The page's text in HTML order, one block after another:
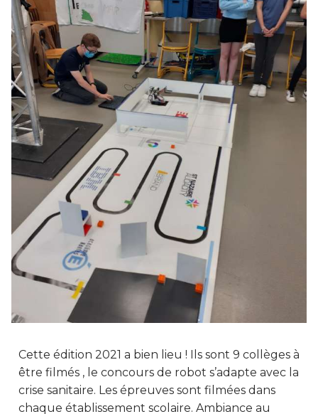
Cette édition 2021 a bien lieu ! Ils sont 9 collèges à
être filmés , le concours de robot s’adapte avec la
crise sanitaire. Les épreuves sont filmées dans
chaque établissement scolaire. Ambiance au